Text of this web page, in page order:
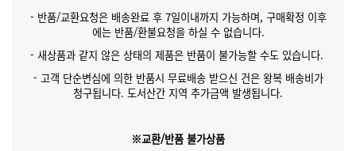
- 반품/교환요청은 배송완료 후 7일이내까지 가능하며, 구매확정 이후
에는 반품/환불요청을 하실 수 없습니다.
- 새상품과 같지 않은 상태의 제품은 반품이 불가능할 수도 있습니다.
- 고객 단순변심에 의한 반품시 무료배송 받으신 건은 왕복 배송비가
청구됩니다. 도서산간 지역 추가금액 발생됩니다.
※교환/반품 불가상품